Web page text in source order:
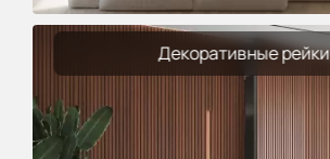
Декоративные рейки